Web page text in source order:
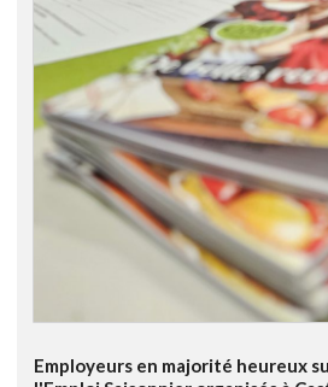
Employeurs en majorité heureux